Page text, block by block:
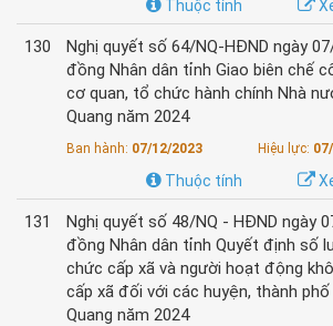
Thuộc tính
130
Nghị quyết số 64/NQ-HĐND ngày
đồng Nhân dân tỉnh Giao biên chế
cơ quan, tổ chức hành chính Nhà
Quang năm 2024
Ban hành: 07/12/2023 Hiệu lực:
Thuộc tính
131
Nghị quyết số 48/NQ - HĐND ngày
đồng Nhân dân tỉnh Quyết định số
chức cấp xã và người hoạt động
cấp xã đối với các huyện, thành
Quang năm 2024